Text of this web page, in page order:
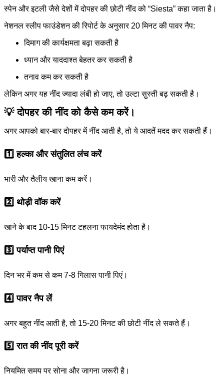
स्पेन और इटली जैसे देशों में दोपहर की छोटी नींद को “Siesta” कहा जाता है।
नेशनल स्लीप फाउंडेशन की रिपोर्ट के अनुसार 20 मिनट की पावर नैप:
दिमाग की कार्यक्षमता बढ़ा सकती है
ध्यान और याददाश्त बेहतर कर सकती है
तनाव कम कर सकती है
लेकिन अगर यह नींद ज्यादा लंबी हो जाए, तो उल्टा सुस्ती बढ़ सकती है।
💡 दोपहर की नींद को कैसे कम करें।
अगर आपको बार-बार दोपहर में नींद आती है, तो ये आदतें मदद कर सकती हैं।
1️⃣ हल्का और संतुलित लंच करें
भारी और तैलीय खाना कम करें।
2️⃣ थोड़ी वॉक करें
खाने के बाद 10-15 मिनट टहलना फायदेमंद होता है।
3️⃣ पर्याप्त पानी पिएं
दिन भर में कम से कम 7-8 गिलास पानी पिएं।
4️⃣ पावर नैप लें
अगर बहुत नींद आती है, तो 15-20 मिनट की छोटी नींद ले सकते हैं।
5️⃣ रात की नींद पूरी करें
नियमित समय पर सोना और जागना जरूरी है।